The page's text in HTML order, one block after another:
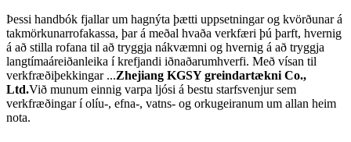
Þessi handbók fjallar um hagnýta þætti uppsetningar og kvörðunar á
takmörkunarrofakassa, þar á meðal hvaða verkfæri þú þarft, hvernig
á að stilla rofana til að tryggja nákvæmni og hvernig á að tryggja
langtímaáreiðanleika í krefjandi iðnaðarumhverfi. Með vísan til
verkfræðiþekkingar ...Zhejiang KGSY greindartækni Co.,
Ltd.Við munum einnig varpa ljósi á bestu starfsvenjur sem
verkfræðingar í olíu-, efna-, vatns- og orkugeiranum um allan heim
nota.